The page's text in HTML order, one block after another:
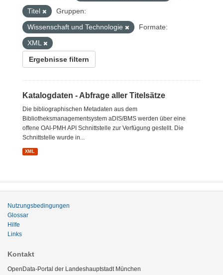
Titel
Gruppen:
Wissenschaft und Technologie
Formate:
XML
Ergebnisse filtern
Katalogdaten - Abfrage aller Titelsätze
Die bibliographischen Metadaten aus dem
Bibliotheksmanagementsystem aDIS/BMS werden über eine
offene OAI-PMH API Schnittstelle zur Verfügung gestellt. Die
Schnittstelle wurde in...
XML
Nutzungsbedingungen
Glossar
Hilfe
Links
Kontakt
OpenData-Portal der Landeshauptstadt München